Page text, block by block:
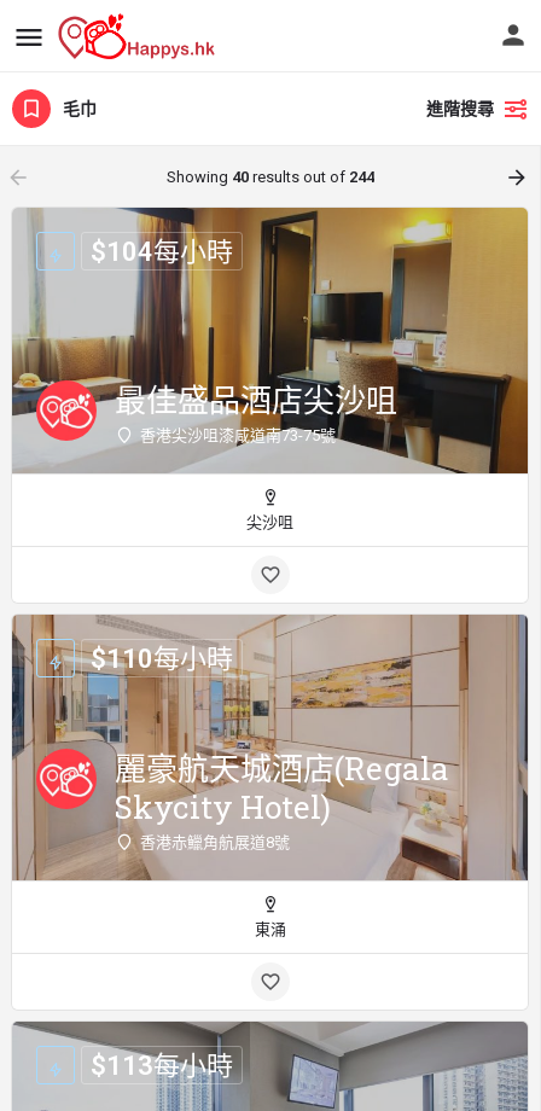
毛巾 進階搜尋
arrow_backward Showing 40results out of 244 arrow_forward
最佳盛品酒店尖沙咀
香港尖沙咀漆咸道南73-75號
$104每小時
尖沙咀
麗豪航天城酒店(Regala
Skycity Hotel)
香港赤鱲角航展道8號
$110每小時
東涌
$113每小時